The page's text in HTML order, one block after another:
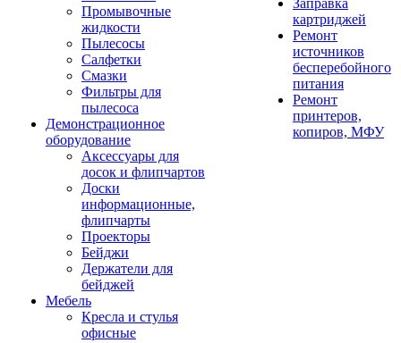
Промывочные
жидкости
Пылесосы
Салфетки
Смазки
Фильтры для
пылесоса
Демонстрационное
оборудование
Аксессуары для
досок и флипчартов
Доски
информационные,
флипчарты
Проекторы
Бейджи
Держатели для
бейджей
Мебель
Кресла и стулья
офисные
Заправка
картриджей
Ремонт
источников
бесперебойного
питания
Ремонт
принтеров,
копиров, МФУ